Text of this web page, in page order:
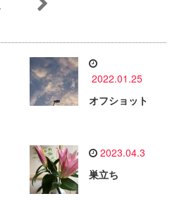
2022.01.25
オフショット
2023.04.3
巣立ち